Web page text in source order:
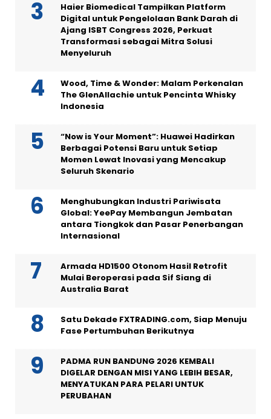
Haier Biomedical Tampilkan Platform
Digital untuk Pengelolaan Bank Darah di
Ajang ISBT Congress 2026, Perkuat
Transformasi sebagai Mitra Solusi
Menyeluruh
Wood, Time & Wonder: Malam Perkenalan
The GlenAllachie untuk Pencinta Whisky
Indonesia
“Now is Your Moment”: Huawei Hadirkan
Berbagai Potensi Baru untuk Setiap
Momen Lewat Inovasi yang Mencakup
Seluruh Skenario
Menghubungkan Industri Pariwisata
Global: YeePay Membangun Jembatan
antara Tiongkok dan Pasar Penerbangan
Internasional
Armada HD1500 Otonom Hasil Retrofit
Mulai Beroperasi pada Sif Siang di
Australia Barat
Satu Dekade FXTRADING.com, Siap Menuju
Fase Pertumbuhan Berikutnya
PADMA RUN BANDUNG 2026 KEMBALI
DIGELAR DENGAN MISI YANG LEBIH BESAR,
MENYATUKAN PARA PELARI UNTUK
PERUBAHAN